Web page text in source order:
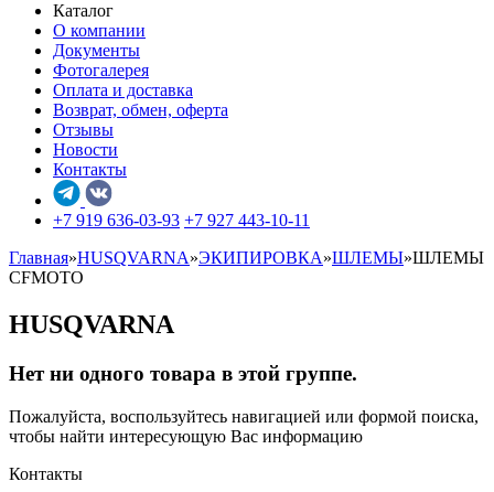
Каталог
О компании
Документы
Фотогалерея
Оплата и доставка
Возврат, обмен, оферта
Отзывы
Новости
Контакты
+7 919 636-03-93 +7 927 443-10-11
Главная»HUSQVARNA»ЭКИПИРОВКА»ШЛЕМЫ»ШЛЕМЫ
CFMOTO
HUSQVARNA
Нет ни одного товара в этой группе.
Пожалуйста, воспользуйтесь навигацией или формой поиска,
чтобы найти интересующую Вас информацию
Контакты